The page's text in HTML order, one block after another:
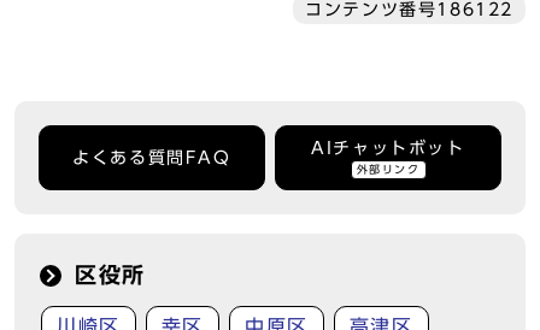
コンテンツ番号186122
よくある質問FAQ
AIチャットボット
外部リンク
区役所